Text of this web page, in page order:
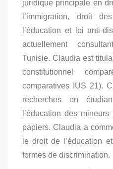
juridique principale en
l’immigration, droit
l’éducation et loi anti-
actuellement
Tunisie. Claudia est
constitutionnel
comparatives IUS 21).
recherches en
l’éducation des
papiers. Claudia a
le droit de l’éducation
formes de discrimination.